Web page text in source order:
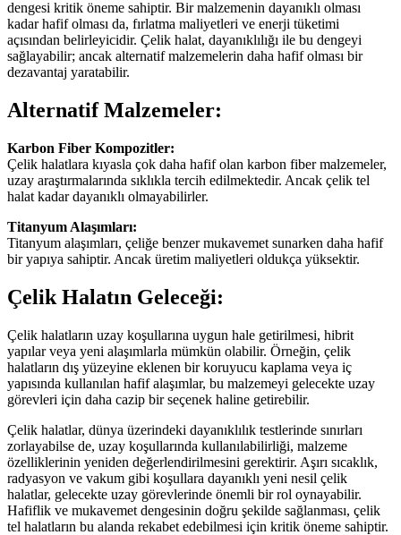
dengesi kritik öneme sahiptir. Bir malzemenin dayanıklı olması
kadar hafif olması da, fırlatma maliyetleri ve enerji tüketimi
açısından belirleyicidir. Çelik halat, dayanıklılığı ile bu dengeyi
sağlayabilir; ancak alternatif malzemelerin daha hafif olması bir
dezavantaj yaratabilir.
Alternatif Malzemeler:
Karbon Fiber Kompozitler:
Çelik halatlara kıyasla çok daha hafif olan karbon fiber malzemeler,
uzay araştırmalarında sıklıkla tercih edilmektedir. Ancak çelik tel
halat kadar dayanıklı olmayabilirler.
Titanyum Alaşımları:
Titanyum alaşımları, çeliğe benzer mukavemet sunarken daha hafif
bir yapıya sahiptir. Ancak üretim maliyetleri oldukça yüksektir.
Çelik Halatın Geleceği:
Çelik halatların uzay koşullarına uygun hale getirilmesi, hibrit
yapılar veya yeni alaşımlarla mümkün olabilir. Örneğin, çelik
halatların dış yüzeyine eklenen bir koruyucu kaplama veya iç
yapısında kullanılan hafif alaşımlar, bu malzemeyi gelecekte uzay
görevleri için daha cazip bir seçenek haline getirebilir.
Çelik halatlar, dünya üzerindeki dayanıklılık testlerinde sınırları
zorlayabilse de, uzay koşullarında kullanılabilirliği, malzeme
özelliklerinin yeniden değerlendirilmesini gerektirir. Aşırı sıcaklık,
radyasyon ve vakum gibi koşullara dayanıklı yeni nesil çelik
halatlar, gelecekte uzay görevlerinde önemli bir rol oynayabilir.
Hafiflik ve mukavemet dengesinin doğru şekilde sağlanması, çelik
tel halatların bu alanda rekabet edebilmesi için kritik öneme sahiptir.